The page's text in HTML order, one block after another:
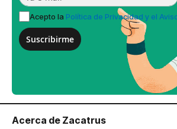
Acepto la Política de Privacidad y el
Suscribirme
Acerca de Zacatrus